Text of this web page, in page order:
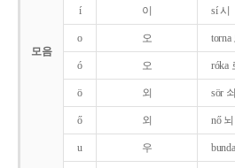
모음
í 이 sí 시
o 오 torna
ó 오 róka
ö 외 sör
ő 외 nő 뇌
u 우